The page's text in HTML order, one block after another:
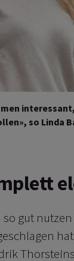
so Linda
gut